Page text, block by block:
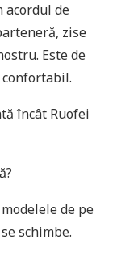
acordul de
zise
Este de
încât Ruofei
de pe
schimbe.